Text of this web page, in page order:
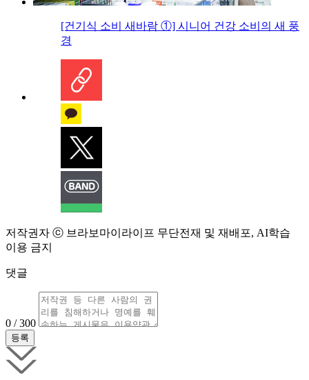
[건기식 소비 새바람 ①] 시니어 건강 소비의 새 풍
경
저작권자 ⓒ 브라보마이라이프 무단전재 및 재배포, AI학습
이용 금지
댓글
0 / 300